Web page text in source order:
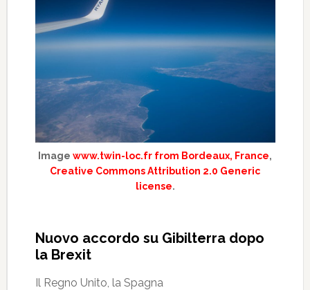
Imagewww.twin-loc.fr from Bordeaux, France,
Creative Commons Attribution 2.0 Generic
license.
Nuovo accordo su Gibilterra dopo
la Brexit
Il Regno Unito, la Spagna